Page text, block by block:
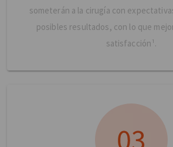
someterán a la cirugía con
posibles resultados, con lo que
satisfacción¹.